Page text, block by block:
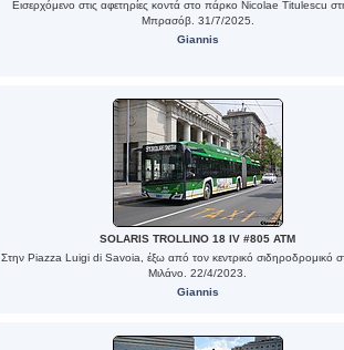
Εισερχόμενο στις αφετηρίες κοντά στο πάρκο Nicolae Titulescu
Μπρασόβ. 31/7/2025.
Giannis
SOLARIS TROLLINO 18 IV #805 ATM
Στην Piazza Luigi di Savoia, έξω από τον κεντρικό σιδηροδρομικό
Μιλάνο. 22/4/2023.
Giannis